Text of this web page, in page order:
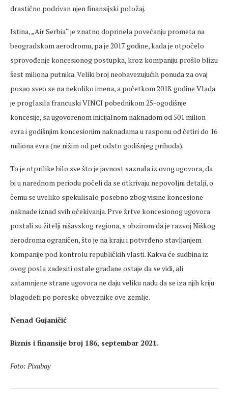
drastično podrivan njen finansijski položaj.
Istina, „Air Serbia“ je znatno doprinela povećanju prometa na
beogradskom aerodromu, pa je 2017. godine, kada je otpočelo
sprovođenje koncesionog postupka, kroz kompaniju prošlo blizu
šest miliona putnika. Veliki broj neobavezujućih ponuda za ovaj
posao sveo se na nekoliko imena, a početkom 2018. godine Vlada
je proglasila francuski VINCI pobednikom 25-ogodišnje
koncesije, sa ugovorenom inicijalnom naknadom od 501 milion
evra i godišnjim koncesionim naknadama u rasponu od četiri do 16
miliona evra (ne nižim od pet odsto godišnjeg prihoda).
To je otprilike bilo sve što je javnost saznala iz ovog ugovora, da
bi u narednom periodu počeli da se otkrivaju nepovoljni detalji, o
čemu se uveliko spekulisalo posebno zbog visine koncesione
naknade iznad svih očekivanja. Prve žrtve koncesionog ugovora
postali su žitelji nišavskog regiona, s obzirom da je razvoj Niškog
aerodroma ograničen, što je na kraju i potvrđeno stavljanjem
kompanije pod kontrolu republičkih vlasti. Kakva će sudbina iz
ovog posla zadesiti ostale građane ostaje da se vidi, ali
zatamnjene strane ugovora ne daju veliku nadu da se iza njih kriju
blagodeti po poreske obveznike ove zemlje.
Nenad Gujaničić
Biznis i finansije broj 186, septembar 2021.
Foto: Pixabay